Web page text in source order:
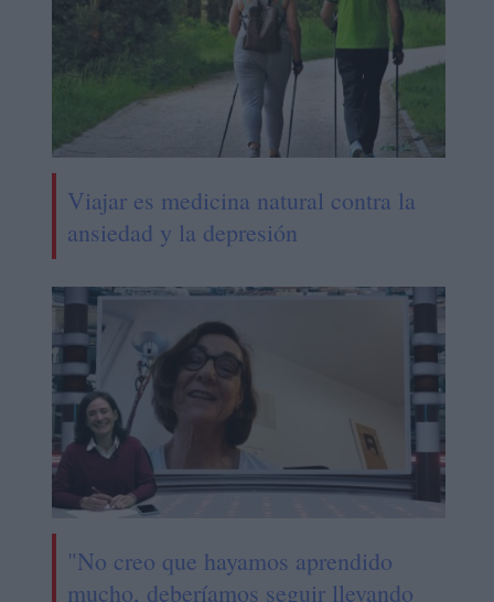
Viajar es medicina natural contra la
ansiedad y la depresión
"No creo que hayamos aprendido
mucho, deberíamos seguir llevando